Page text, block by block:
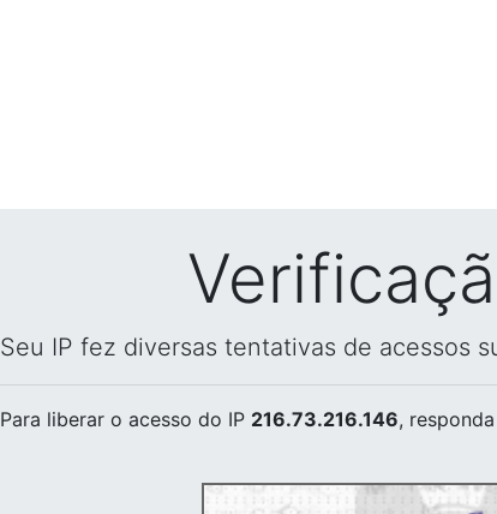
Seu IP fez diversas tentativas de acessos
Para liberar o acesso do IP 216.73.216.146,